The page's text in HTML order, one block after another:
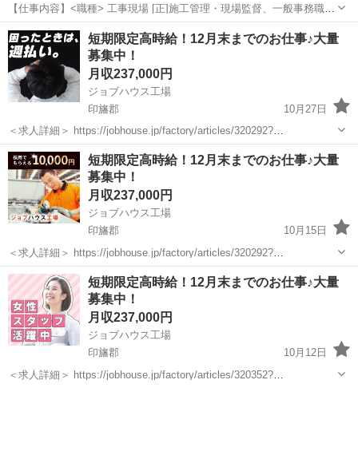
【仕事内容】<職種> 工事現場 [正]施工管理・現場監督、一般事務職、
資材搬入・荷揚げ <雇用形態> 正社員 <給与> [正]月給26.5万円～28.5
万円 交通費:全額支給 試用期間3ヶ月(雇用形態は本採用時と同条件/給
与は下記...
正社員
短期限定高時給！12月末までのお仕事♪大量
募集中！
月収237,000円
ジョブハウス工場
印旛郡
10月27日
＜求人詳細＞ https://jobhouse.jp/factory/articles/320292?
utm_source=jmty&utm_medium=social&utm_campaign=jmty_employe
e...
千葉 印旛郡 技術 業務
短期限定高時給！12月末までのお仕事♪大量
募集中！
月収237,000円
ジョブハウス工場
印旛郡
10月15日
＜求人詳細＞ https://jobhouse.jp/factory/articles/320292?
utm_source=jmty&utm_medium=social&utm_campaign=jmty_employe
千葉 印旛郡 技術 業務
短期限定高時給！12月末までのお仕事♪大量
募集中！
月収237,000円
ジョブハウス工場
印旛郡
10月12日
＜求人詳細＞ https://jobhouse.jp/factory/articles/320352?